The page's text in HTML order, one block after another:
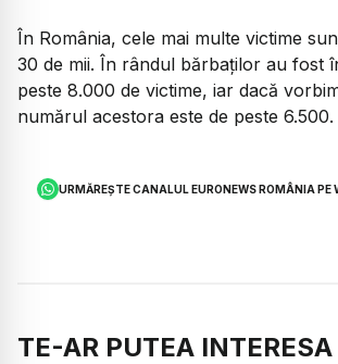
În România, cele mai multe victime
30 de mii. În rândul bărbaților au fost
peste 8.000 de victime, iar dacă
numărul acestora este de peste 6.500.
URMĂREȘTE CANALUL EURONEWS ROMÂNIA PE
TE-AR PUTEA INTERESA